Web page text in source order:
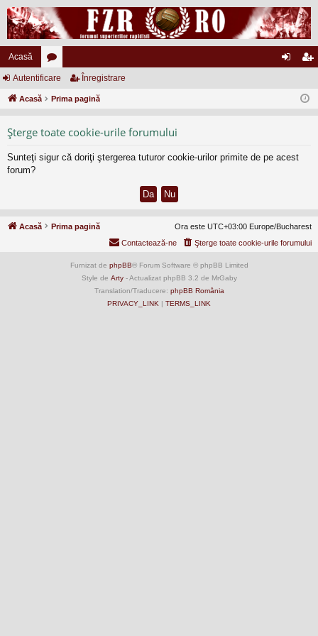
Acasă
or
u
re
eg
Autentificare Înregistrare
Acasă Prima pagină
Şterge toate cookie-urile forumului
Sunteţi sigur că doriţi ştergerea tuturor cookie-urilor primite de pe acest
forum?
Acasă Prima pagină
Ora este UTC+03:00 Europe/Bucharest
Şterge toate cookie-urile forumului
Contactează-ne
Furnizat de phpBB® Forum Software © phpBB Limited
Style de Arty- Actualizat phpBB 3.2 de MrGaby
Translation/Traducere: phpBB România
PRIVACY_LINK | TERMS_LINK